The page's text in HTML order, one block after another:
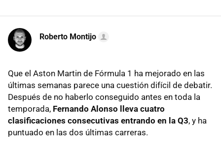
Roberto Montijo
Que el Aston Martin de Fórmula 1 ha mejorado en las
últimas semanas parece una cuestión difícil de debatir.
Después de no haberlo conseguido antes en toda la
temporada, Fernando Alonso lleva cuatro
clasificaciones consecutivas entrando en la Q3, y ha
puntuado en las dos últimas carreras.